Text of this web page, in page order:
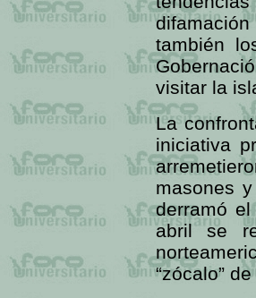
también
visitar la
La
iniciativa
masones
derramó
abril se
“zócalo”